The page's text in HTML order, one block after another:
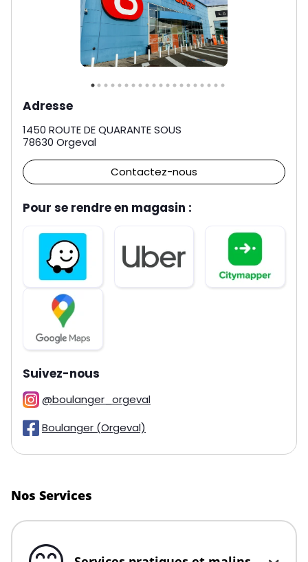
Adresse
1450 ROUTE DE QUARANTE SOUS
78630 Orgeval
Contactez-nous
Pour se rendre en magasin :
Suivez-nous
@boulanger_orgeval
Boulanger (Orgeval)
Nos Services